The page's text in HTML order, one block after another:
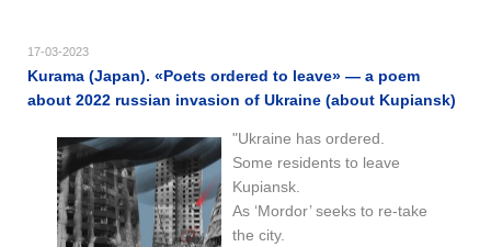
17-03-2023
Kurama (Japan). «Poets ordered to leave» — a poem
about 2022 russian invasion of Ukraine (about Kupiansk)
"Ukraine has ordered.
Some residents to leave
Kupiansk.
As ‘Mordor’ seeks to re-take
the city.